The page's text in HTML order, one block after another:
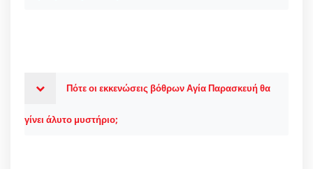
Πότε οι εκκενώσεις βόθρων Αγία Παρασκευή θα
γίνει άλυτο μυστήριο;